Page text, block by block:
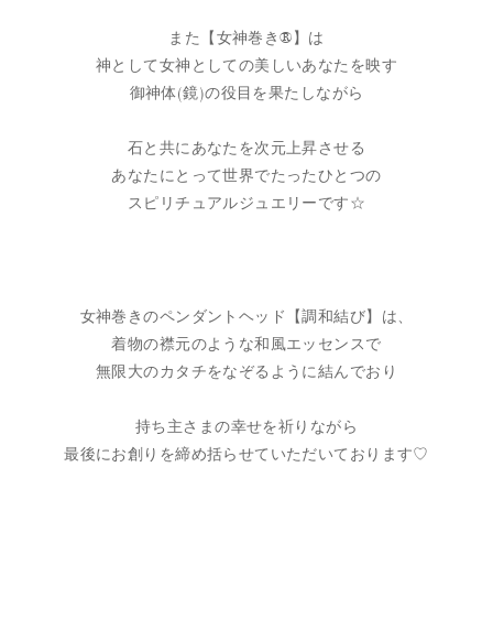
また【女神巻き®】は
神として女神としての美しいあなたを映す
御神体(鏡)の役目を果たしながら
石と共にあなたを次元上昇させる
あなたにとって世界でたったひとつの
スピリチュアルジュエリーです☆
女神巻きのペンダントヘッド【調和結び】は、
着物の襟元のような和風エッセンスで
無限大のカタチをなぞるように結んでおり
持ち主さまの幸せを祈りながら
最後にお創りを締め括らせていただいております♡